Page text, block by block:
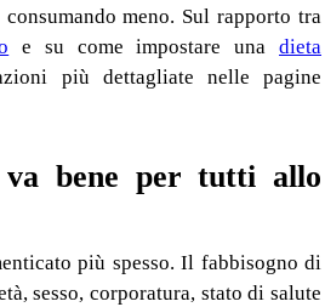
meno. Sul rapporto tra
e su come impostare unadieta
più dettagliate nelle pagine
bene per tutti allo
più spesso. Il fabbisogno di
sesso, corporatura, stato di salute